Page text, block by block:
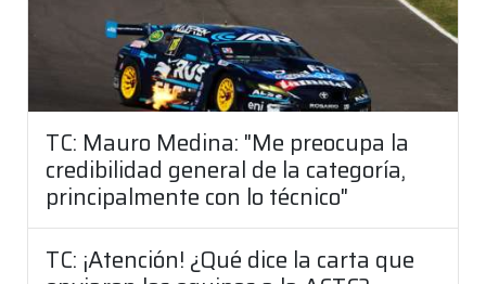
TC: Mauro Medina: "Me preocupa la
credibilidad general de la categoría,
principalmente con lo técnico"
TC: ¡Atención! ¿Qué dice la carta que